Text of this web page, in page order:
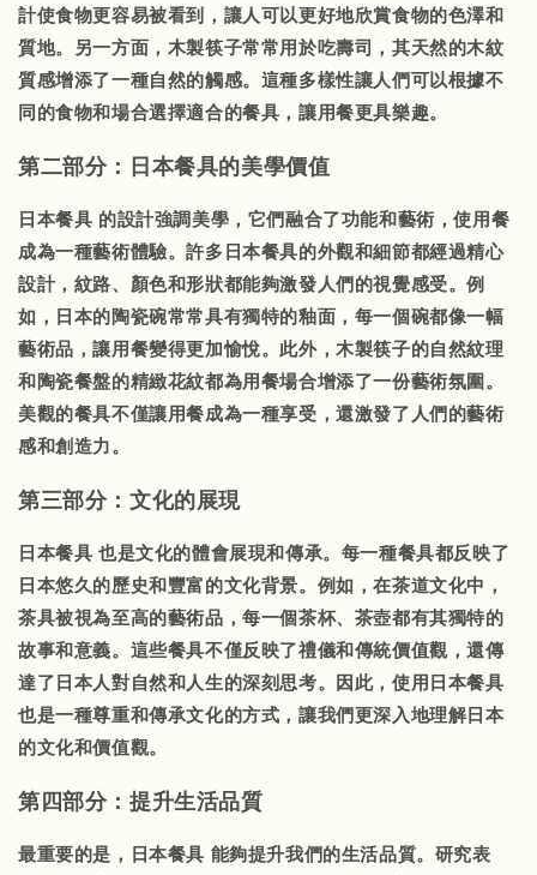
計使食物更容易被看到，讓人可以更好地欣賞食物的色澤和
質地。另一方面，木製筷子常常用於吃壽司，其天然的木紋
質感增添了一種自然的觸感。這種多樣性讓人們可以根據不
同的食物和場合選擇適合的餐具，讓用餐更具樂趣。
第二部分：日本餐具的美學價值
日本餐具 的設計強調美學，它們融合了功能和藝術，使用餐
成為一種藝術體驗。許多日本餐具的外觀和細節都經過精心
設計，紋路、顏色和形狀都能夠激發人們的視覺感受。例
如，日本的陶瓷碗常常具有獨特的釉面，每一個碗都像一幅
藝術品，讓用餐變得更加愉悅。此外，木製筷子的自然紋理
和陶瓷餐盤的精緻花紋都為用餐場合增添了一份藝術氛圍。
美觀的餐具不僅讓用餐成為一種享受，還激發了人們的藝術
感和創造力。
第三部分：文化的展現
日本餐具 也是文化的體會展現和傳承。每一種餐具都反映了
日本悠久的歷史和豐富的文化背景。例如，在茶道文化中，
茶具被視為至高的藝術品，每一個茶杯、茶壺都有其獨特的
故事和意義。這些餐具不僅反映了禮儀和傳統價值觀，還傳
達了日本人對自然和人生的深刻思考。因此，使用日本餐具
也是一種尊重和傳承文化的方式，讓我們更深入地理解日本
的文化和價值觀。
第四部分：提升生活品質
最重要的是， 日本餐具 能夠提升我們的生活品質。研究表